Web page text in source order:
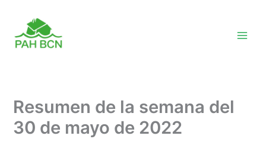
content
Resumen de la semana del
30 de mayo de 2022